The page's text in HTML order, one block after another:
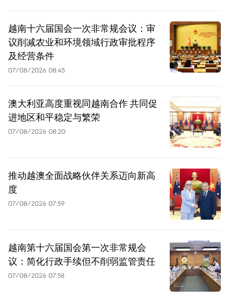
越南十六届国会一次非常规会议：审
议削减农业和环境领域行政审批程序
及经营条件
07/08/2026 08:45
澳大利亚高度重视同越南合作 共同促
进地区和平稳定与繁荣
07/08/2026 08:20
推动越澳全面战略伙伴关系迈向新高
度
07/08/2026 07:59
越南第十六届国会第一次非常规会
议：简化行政手续但不削弱监管责任
07/08/2026 07:58